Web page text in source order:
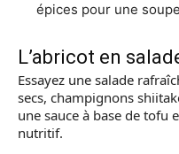
épices pour une
L’abricot en
Essayez une salade
secs, champignons
une sauce à base de tofu
nutritif.